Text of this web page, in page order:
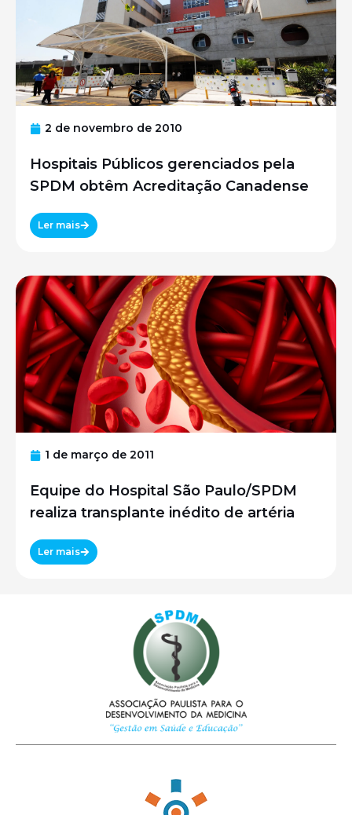
2 de novembro de 2010
Hospitais Públicos gerenciados pela
SPDM obtêm Acreditação Canadense
Ler mais
1 de março de 2011
Equipe do Hospital São Paulo/SPDM
realiza transplante inédito de artéria
Ler mais